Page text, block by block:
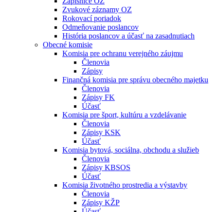
Zvukové záznamy OZ
Rokovací poriadok
Odmeňovanie poslancov
História poslancov a účasť na zasadnutiach
Obecné komisie
Komisia pre ochranu verejného záujmu
Členovia
Zápisy
Finančná komisia pre správu obecného majetku
Členovia
Zápisy FK
Účasť
Komisia pre šport, kultúru a vzdelávanie
Členovia
Zápisy KSK
Účasť
Komisia bytová, sociálna, obchodu a služieb
Členovia
Zápisy KBSOS
Účasť
Komisia životného prostredia a výstavby
Členovia
Zápisy KŽP